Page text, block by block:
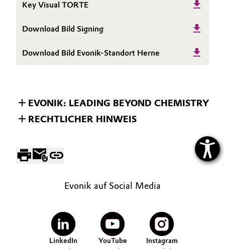
Key Visual TORTE
Download Bild Signing
Download Bild Evonik-Standort Herne
EVONIK: LEADING BEYOND CHEMISTRY
RECHTLICHER HINWEIS
Evonik auf Social Media
LinkedIn YouTube Instagram